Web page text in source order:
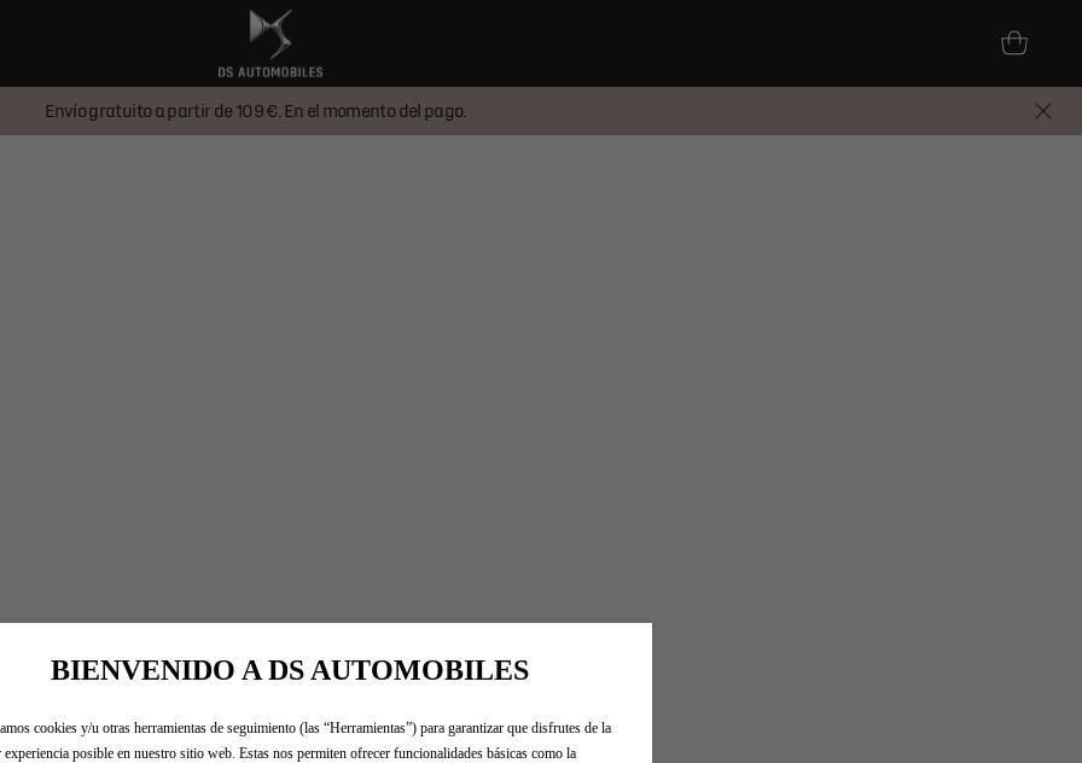
Envío gratuito a partir de 109 €. En el momento del pago.
BIENVENIDO A DS AUTOMOBILES
cookies y/u otras herramientas de seguimiento (las “Herramientas”) para garantizar que disfrutes de la
experiencia posible en nuestro sitio web. Estas nos permiten ofrecer funcionalidades básicas como la